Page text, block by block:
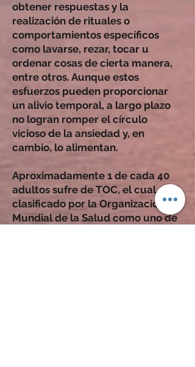
obtener respuestas y la
realización de rituales o
comportamientos específicos
como lavarse, rezar, tocar u
ordenar cosas de cierta manera,
entre otros. Aunque estos
esfuerzos pueden proporcionar
un alivio temporal, a largo plazo
no logran romper el círculo
vicioso de la ansiedad y, en
cambio, lo alimentan.
Aproximadamente 1 de cada 40
adultos sufre de TOC, el cual está
clasificado por la Organización
Mundial de la Salud como uno de